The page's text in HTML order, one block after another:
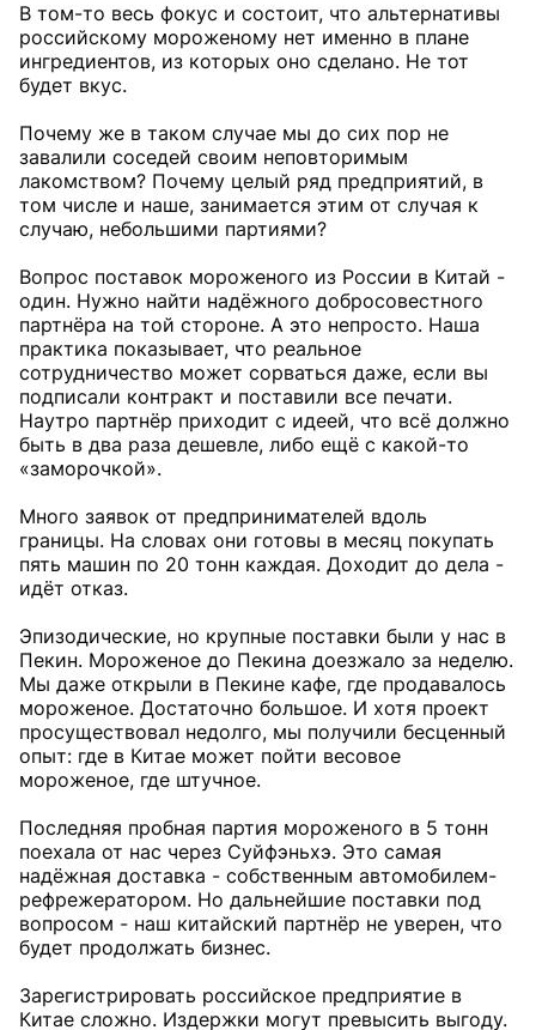
В том-то весь фокус и состоит, что альтернативы
российскому мороженому нет именно в плане
ингредиентов, из которых оно сделано. Не тот
будет вкус.
Почему же в таком случае мы до сих пор не
завалили соседей своим неповторимым
лакомством? Почему целый ряд предприятий, в
том числе и наше, занимается этим от случая к
случаю, небольшими партиями?
Вопрос поставок мороженого из России в Китай -
один. Нужно найти надёжного добросовестного
партнёра на той стороне. А это непросто. Наша
практика показывает, что реальное
сотрудничество может сорваться даже, если вы
подписали контракт и поставили все печати.
Наутро партнёр приходит с идеей, что всё должно
быть в два раза дешевле, либо ещё с какой-то
«заморочкой».
Много заявок от предпринимателей вдоль
границы. На словах они готовы в месяц покупать
пять машин по 20 тонн каждая. Доходит до дела -
идёт отказ.
Эпизодические, но крупные поставки были у нас в
Пекин. Мороженое до Пекина доезжало за неделю.
Мы даже открыли в Пекине кафе, где продавалось
мороженое. Достаточно большое. И хотя проект
просуществовал недолго, мы получили бесценный
опыт: где в Китае может пойти весовое
мороженое, где штучное.
Последняя пробная партия мороженого в 5 тонн
поехала от нас через Суйфэньхэ. Это самая
надёжная доставка - собственным автомобилем-
рефрежератором. Но дальнейшие поставки под
вопросом - наш китайский партнёр не уверен, что
будет продолжать бизнес.
Зарегистрировать российское предприятие в
Китае сложно. Издержки могут превысить выгоду.